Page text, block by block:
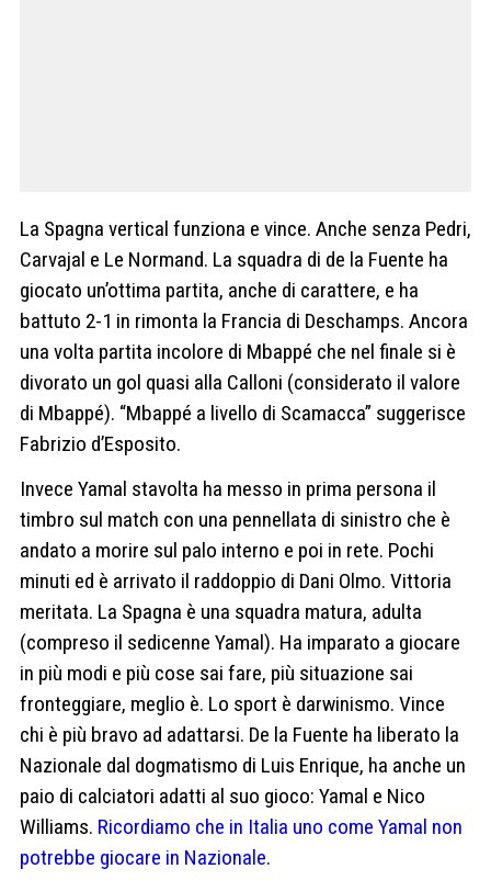
La Spagna vertical funziona e vince. Anche senza Pedri,
Carvajal e Le Normand. La squadra di de la Fuente ha
giocato un’ottima partita, anche di carattere, e ha
battuto 2-1 in rimonta la Francia di Deschamps. Ancora
una volta partita incolore di Mbappé che nel finale si è
divorato un gol quasi alla Calloni (considerato il valore
di Mbappé). “Mbappé a livello di Scamacca” suggerisce
Fabrizio d’Esposito.
Invece Yamal stavolta ha messo in prima persona il
timbro sul match con una pennellata di sinistro che è
andato a morire sul palo interno e poi in rete. Pochi
minuti ed è arrivato il raddoppio di Dani Olmo. Vittoria
meritata. La Spagna è una squadra matura, adulta
(compreso il sedicenne Yamal). Ha imparato a giocare
in più modi e più cose sai fare, più situazione sai
fronteggiare, meglio è. Lo sport è darwinismo. Vince
chi è più bravo ad adattarsi. De la Fuente ha liberato la
Nazionale dal dogmatismo di Luis Enrique, ha anche un
paio di calciatori adatti al suo gioco: Yamal e Nico
Williams. Ricordiamo che in Italia uno come Yamal non
potrebbe giocare in Nazionale.